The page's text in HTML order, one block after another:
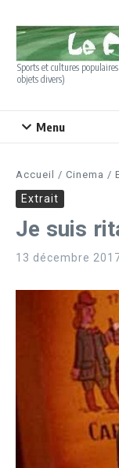
Sports et cultures
objets divers)
Menu
Accueil / Cinema /
Extrait
Je suis
13 décembre